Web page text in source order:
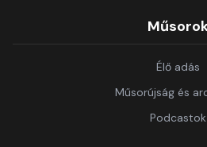
Élő adás
Műsorújság és
Podcastok